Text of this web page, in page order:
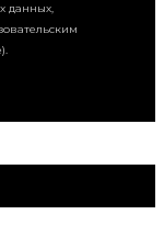
данных,